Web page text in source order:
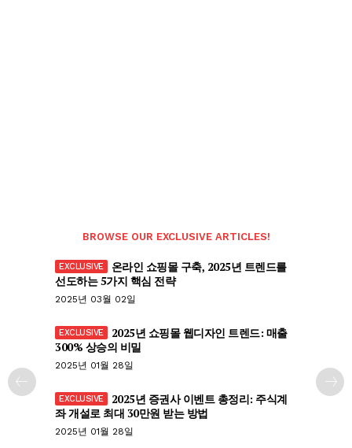
BROWSE OUR EXCLUSIVE ARTICLES!
온라인 쇼핑몰 구축, 2025년 트렌드를
선도하는 5가지 핵심 전략
2025년 03월 02일
2025년 쇼핑몰 웹디자인 트렌드: 매출
300% 상승의 비밀
2025년 01월 28일
2025년 증권사 이벤트 총정리: 주식계
좌 개설로 최대 30만원 받는 방법
2025년 01월 28일